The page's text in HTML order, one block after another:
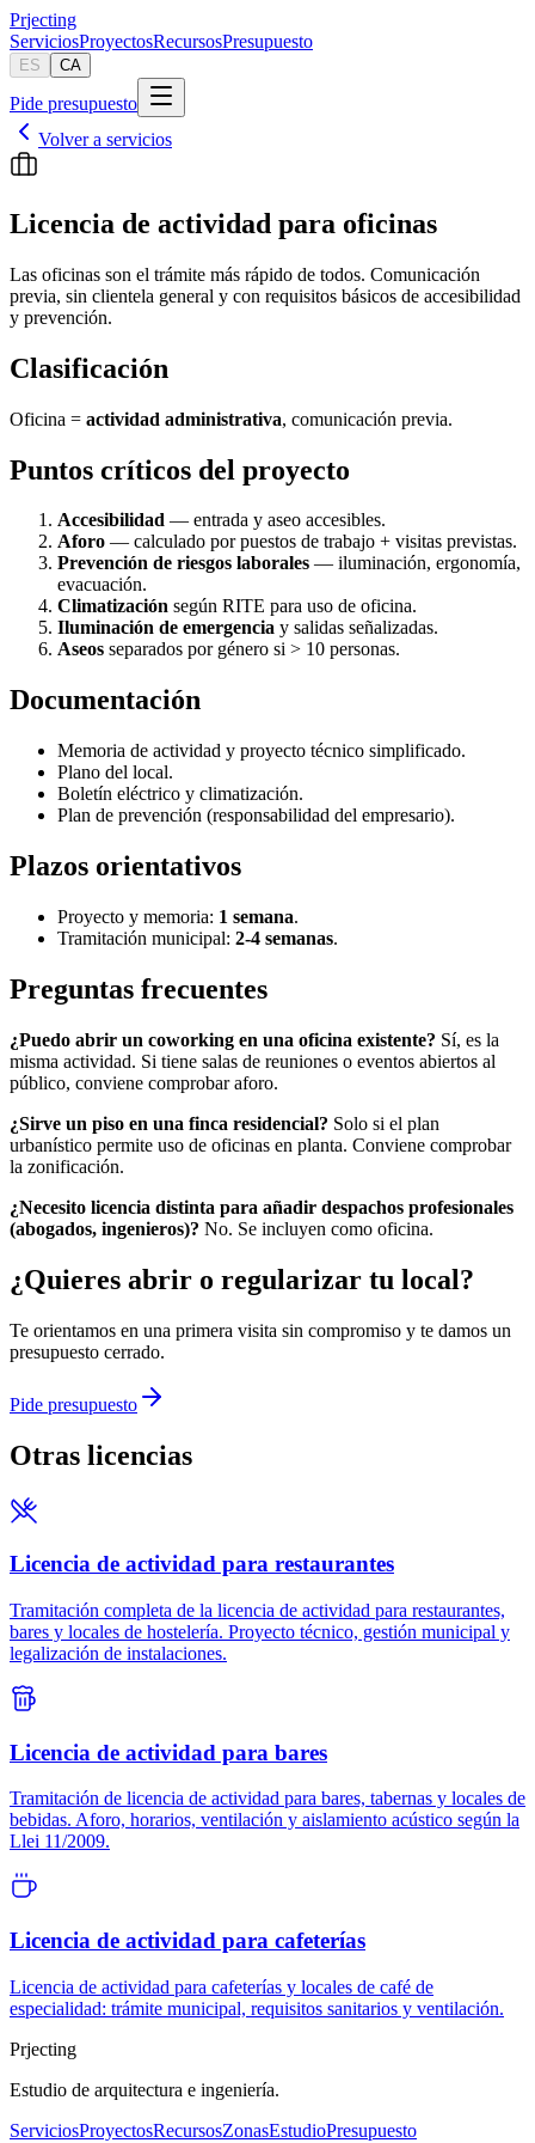
Prjecting
ServiciosProyectosRecursosPresupuesto
ES CA
Pide presupuesto
Volver a servicios
Licencia de actividad para oficinas
Las oficinas son el trámite más rápido de todos. Comunicación
previa, sin clientela general y con requisitos básicos de accesibilidad
y prevención.
Clasificación
Oficina = actividad administrativa, comunicación previa.
Puntos críticos del proyecto
Accesibilidad — entrada y aseo accesibles.
Aforo — calculado por puestos de trabajo + visitas previstas.
Prevención de riesgos laborales — iluminación, ergonomía,
evacuación.
Climatización según RITE para uso de oficina.
Iluminación de emergencia y salidas señalizadas.
Aseos separados por género si > 10 personas.
Documentación
Memoria de actividad y proyecto técnico simplificado.
Plano del local.
Boletín eléctrico y climatización.
Plan de prevención (responsabilidad del empresario).
Plazos orientativos
Proyecto y memoria: 1 semana.
Tramitación municipal: 2-4 semanas.
Preguntas frecuentes
¿Puedo abrir un coworking en una oficina existente? Sí, es la
misma actividad. Si tiene salas de reuniones o eventos abiertos al
público, conviene comprobar aforo.
¿Sirve un piso en una finca residencial? Solo si el plan
urbanístico permite uso de oficinas en planta. Conviene comprobar
la zonificación.
¿Necesito licencia distinta para añadir despachos profesionales
(abogados, ingenieros)? No. Se incluyen como oficina.
¿Quieres abrir o regularizar tu local?
Te orientamos en una primera visita sin compromiso y te damos un
presupuesto cerrado.
Pide presupuesto
Otras licencias
Licencia de actividad para restaurantes
Tramitación completa de la licencia de actividad para restaurantes,
bares y locales de hostelería. Proyecto técnico, gestión municipal y
legalización de instalaciones.
Licencia de actividad para bares
Tramitación de licencia de actividad para bares, tabernas y locales de
bebidas. Aforo, horarios, ventilación y aislamiento acústico según la
Llei 11/2009.
Licencia de actividad para cafeterías
Licencia de actividad para cafeterías y locales de café de
especialidad: trámite municipal, requisitos sanitarios y ventilación.
Prjecting
Estudio de arquitectura e ingeniería.
ServiciosProyectosRecursosZonasEstudioPresupuesto